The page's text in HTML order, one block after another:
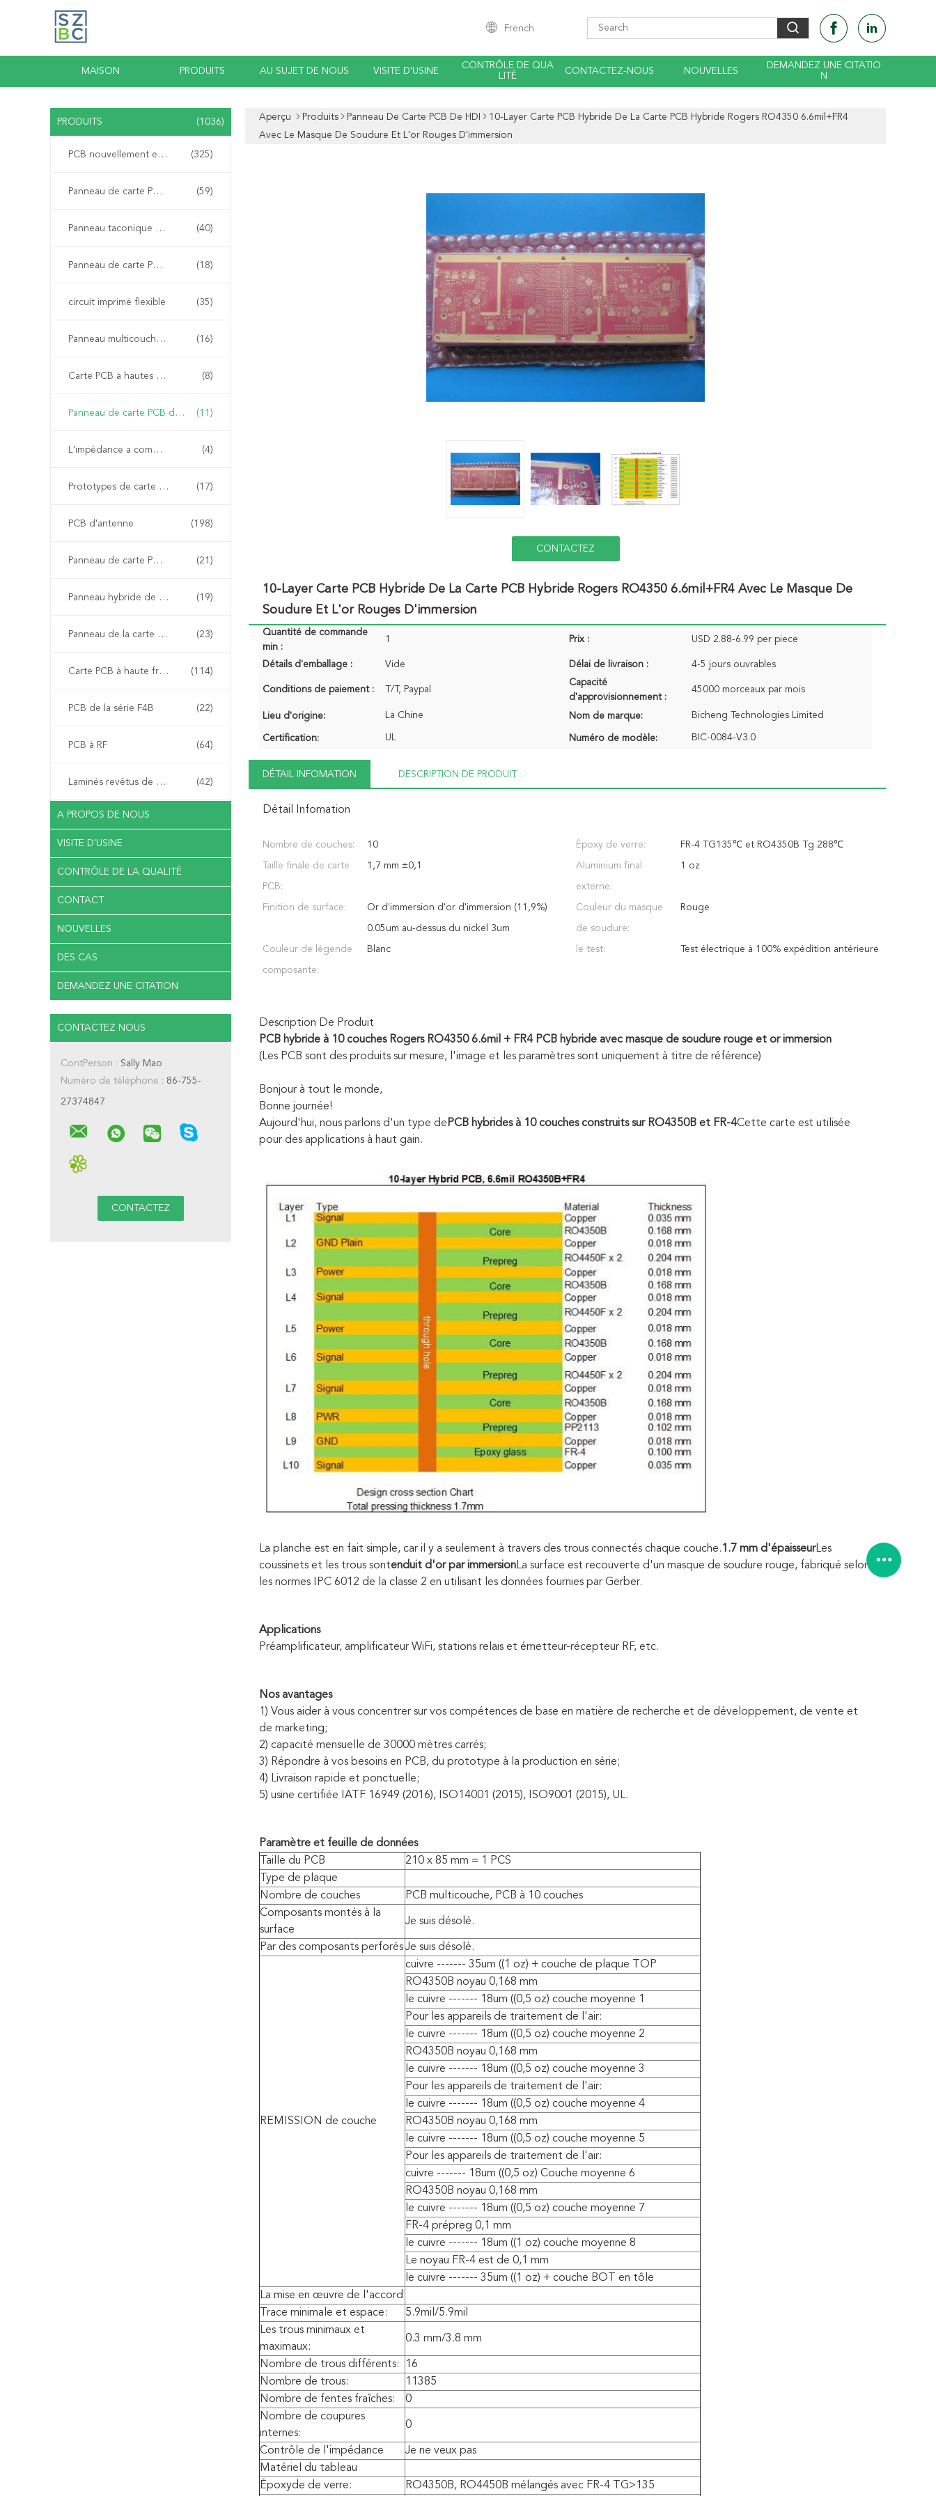
French
MAISON PRODUITS AU SUJET DE NOUS VISITE D'USINE
CONTRÔLE DE QUA
LITÉ
CONTACTEZ-NOUS NOUVELLES
DEMANDEZ UNE CITATIO
N
PRODUITS (1036)
PCB nouvellement expédiée par Bicheng (325)
Panneau de carte PCB de Rogers (59)
Panneau taconique de carte PCB (40)
Panneau de carte PCB de PTFE (18)
circuit imprimé flexible (35)
Panneau multicouche de carte PCB (16)
Carte PCB à hautes températures (8)
Panneau de carte PCB de HDI (11)
L'impédance a commandé la carte PCB (4)
Prototypes de carte PCB (17)
PCB d'antenne (198)
Panneau de carte PCB d'Arlon (21)
Panneau hybride de carte PCB (19)
Panneau de la carte PCB FR-4 (23)
Carte PCB à haute fréquence (114)
PCB de la série F4B (22)
PCB à RF (64)
Laminés revêtus de cuivre (42)
A PROPOS DE NOUS
VISITE D'USINE
CONTRÔLE DE LA QUALITÉ
CONTACT
NOUVELLES
DES CAS
DEMANDEZ UNE CITATION
CONTACTEZ NOUS
ContPerson : Sally Mao
Numéro de téléphone : 86-755-
27374847
Aperçu Produits Panneau De Carte PCB De HDI
10-Layer Carte PCB Hybride De La Carte PCB Hybride Rogers RO4350 6.6mil+FR4
Avec Le Masque De Soudure Et L'or Rouges D'immersion
CONTACTEZ
10-Layer Carte PCB Hybride De La Carte PCB Hybride Rogers RO4350 6.6mil+FR4 Avec Le Masque De
Soudure Et L'or Rouges D'immersion
Quantité de commande
min :
1 Prix : USD 2.88-6.99 per piece
Détails d'emballage : Vide Délai de livraison : 4-5 jours ouvrables
Conditions de paiement : T/T, Paypal
Capacité
d'approvisionnement :
45000 morceaux par mois
Lieu d'origine: La Chine Nom de marque: Bicheng Technologies Limited
Certification: UL Numéro de modèle: BIC-0084-V3.0
DÉTAIL INFOMATION DESCRIPTION DE PRODUIT
Détail Infomation
Nombre de couches: 10 Époxy de verre: FR-4 TG135℃ et RO4350B Tg 288℃
Taille finale de carte
PCB:
1,7 mm ±0,1 Aluminium final
externe:
1 oz
Finition de surface: Or d'immersion d'or d'immersion (11,9%)
0.05um au-dessus du nickel 3um
Couleur du masque
de soudure:
Rouge
Couleur de légende
composante:
Blanc le test: Test électrique à 100% expédition antérieure
Description De Produit
PCB hybride à 10 couches Rogers RO4350 6.6mil + FR4 PCB hybride avec masque de soudure rouge et or immersion
(Les PCB sont des produits sur mesure, l'image et les paramètres sont uniquement à titre de référence)
Bonjour à tout le monde,
Bonne journée!
Aujourd'hui, nous parlons d'un type de PCB hybrides à 10 couches construits sur RO4350B et FR-4Cette carte est utilisée
pour des applications à haut gain.
La planche est en fait simple, car il y a seulement à travers des trous connectés chaque couche.1.7 mm d'épaisseurLes
coussinets et les trous sontenduit d'or par immersionLa surface est recouverte d'un masque de soudure rouge, fabriqué selon
les normes IPC 6012 de la classe 2 en utilisant les données fournies par Gerber.
Applications
Préamplificateur, amplificateur WiFi, stations relais et émetteur-récepteur RF, etc.
Nos avantages
1) Vous aider à vous concentrer sur vos compétences de base en matière de recherche et de développement, de vente et
de marketing;
2) capacité mensuelle de 30000 mètres carrés;
3) Répondre à vos besoins en PCB, du prototype à la production en série;
4) Livraison rapide et ponctuelle;
5) usine certifiée IATF 16949 (2016), ISO14001 (2015), ISO9001 (2015), UL.
Paramètre et feuille de données
Taille du PCB
210 x 85 mm = 1 PCS
Type de plaque
Nombre de couches
PCB multicouche, PCB à 10 couches
Composants montés à la
surface
Je suis désolé.
Par des composants perforésJe suis désolé.
REMISSION de couche
cuivre ------- 35um ((1 oz) + couche de plaque TOP
RO4350B noyau 0,168 mm
le cuivre ------- 18um ((0,5 oz) couche moyenne 1
Pour les appareils de traitement de l'air:
le cuivre ------- 18um ((0,5 oz) couche moyenne 2
RO4350B noyau 0,168 mm
le cuivre ------- 18um ((0,5 oz) couche moyenne 3
Pour les appareils de traitement de l'air:
le cuivre ------- 18um ((0,5 oz) couche moyenne 4
RO4350B noyau 0,168 mm
le cuivre ------- 18um ((0,5 oz) couche moyenne 5
Pour les appareils de traitement de l'air:
cuivre ------- 18um ((0,5 oz) Couche moyenne 6
RO4350B noyau 0,168 mm
le cuivre ------- 18um ((0,5 oz) couche moyenne 7
FR-4 prépreg 0,1 mm
le cuivre ------- 18um ((1 oz) couche moyenne 8
Le noyau FR-4 est de 0,1 mm
le cuivre ------- 35um ((1 oz) + couche BOT en tôle
La mise en œuvre de l'accord
Trace minimale et espace:
5.9mil/5.9mil
Les trous minimaux et
maximaux:
0.3 mm/3.8 mm
Nombre de trous différents:
16
Nombre de trous:
11385
Nombre de fentes fraîches:
0
Nombre de coupures
internes:
0
Contrôle de l'impédance
Je ne veux pas
Matériel du tableau
Époxyde de verre:
RO4350B, RO4450B mélangés avec FR-4 TG>135